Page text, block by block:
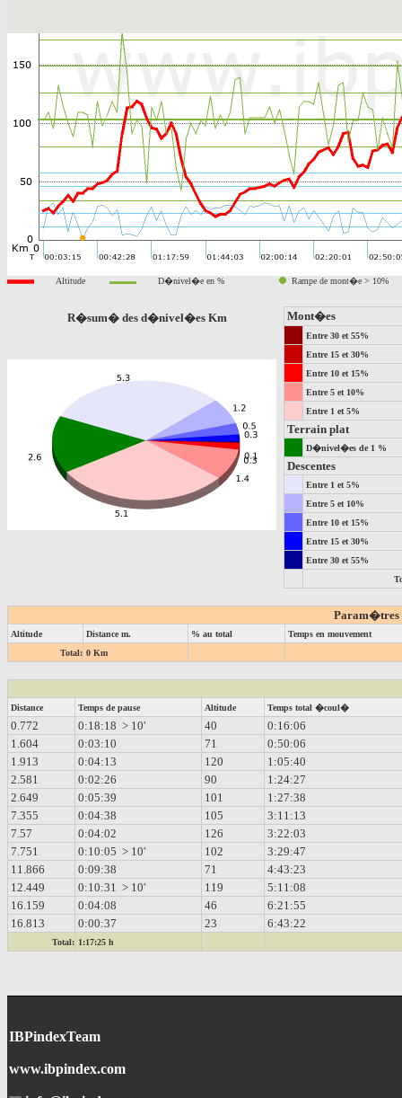
Altitude D�nivel�e en % Rampe de mont�e > 10%
R�sum� des d�nivel�es Km Mont�es
Entre 30 et 55%
Entre 15 et 30%
Entre 10 et 15%
Entre 5 et 10%
Entre 1 et 5%
Terrain plat
D�nivel�es de 1 %
Descentes
Entre 1 et 5%
Entre 5 et 10%
Entre 10 et 15%
Entre 15 et 30%
Entre 30 et 55%
Param�tres
Altitude Distance m. % au total
Temps en mouvement
Total: 0 Km
Distance Temps de pause Altitude Temps total �coul�
0.772 0:18:18 > 10' 40
0:16:06
1.604
0:03:10 71
0:50:06
1.913
0:04:13 120
1:05:40
2.581
0:02:26 90
1:24:27
2.649
0:05:39 101
1:27:38
7.355
0:04:38 105
3:11:13
7.57
0:04:02 126
3:22:03
7.751
0:10:05 > 10' 102
3:29:47
11.866
0:09:38 71
4:43:23
12.449
0:10:31 > 10' 119
5:11:08
16.159
0:04:08 46
6:21:55
16.813
0:00:37 23 6:43:22
Total: 1:17:25 h
IBPindexTeam
www.ibpindex.com